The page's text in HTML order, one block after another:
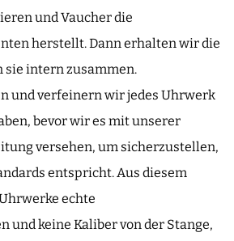
und Vaucher die
herstellt. Dann erhalten wir die
sie intern zusammen.
und verfeinern wir jedes Uhrwerk
bevor wir es mit unserer
versehen, um sicherzustellen,
entspricht. Aus diesem
echte
und keine Kaliber von der Stange,